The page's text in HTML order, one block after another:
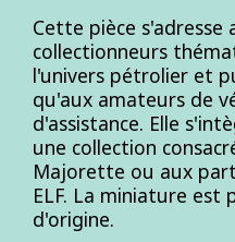
Cette pièce s'adresse
collectionneurs
l'univers pétrolier et
qu'aux amateurs de
d'assistance. Elle
une collection
Majorette ou aux
ELF. La miniature est
d'origine.